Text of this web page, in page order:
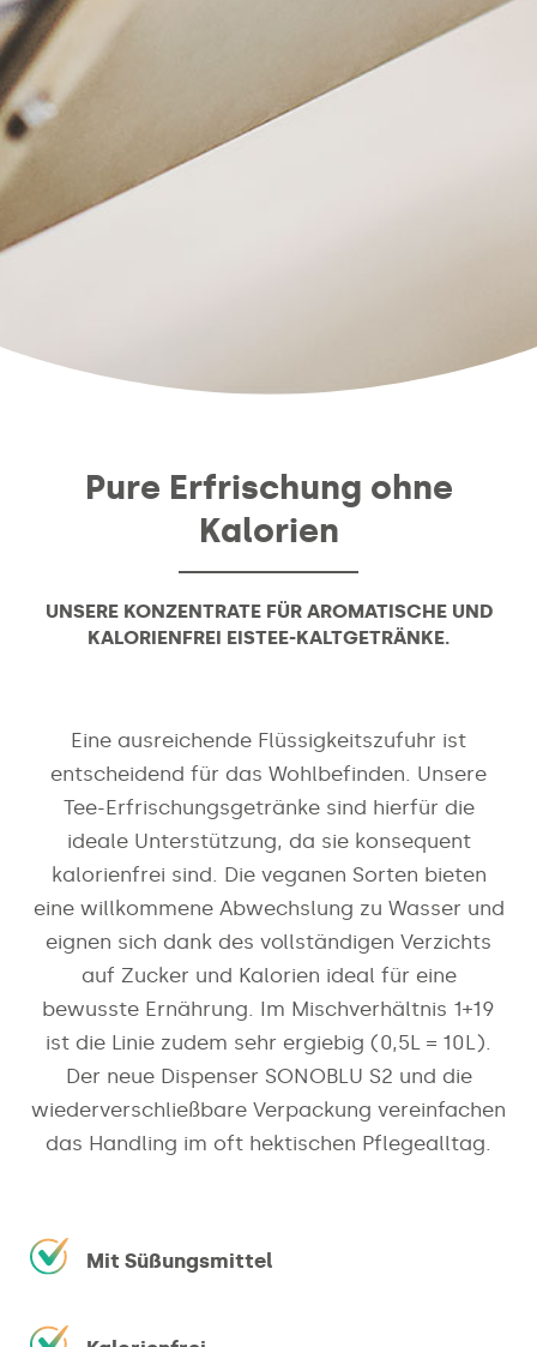
Pure Erfrischung ohne
Kalorien
UNSERE KONZENTRATE FÜR AROMATISCHE UND
KALORIENFREI EISTEE-KALTGETRÄNKE.
Eine ausreichende Flüssigkeitszufuhr ist
entscheidend für das Wohlbefinden. Unsere
Tee-Erfrischungsgetränke sind hierfür die
ideale Unterstützung, da sie konsequent
kalorienfrei sind. Die veganen Sorten bieten
eine willkommene Abwechslung zu Wasser und
eignen sich dank des vollständigen Verzichts
auf Zucker und Kalorien ideal für eine
bewusste Ernährung. Im Mischverhältnis 1+19
ist die Linie zudem sehr ergiebig (0,5L = 10L).
Der neue Dispenser SONOBLU S2 und die
wiederverschließbare Verpackung vereinfachen
das Handling im oft hektischen Pflegealltag.
Mit Süßungsmittel